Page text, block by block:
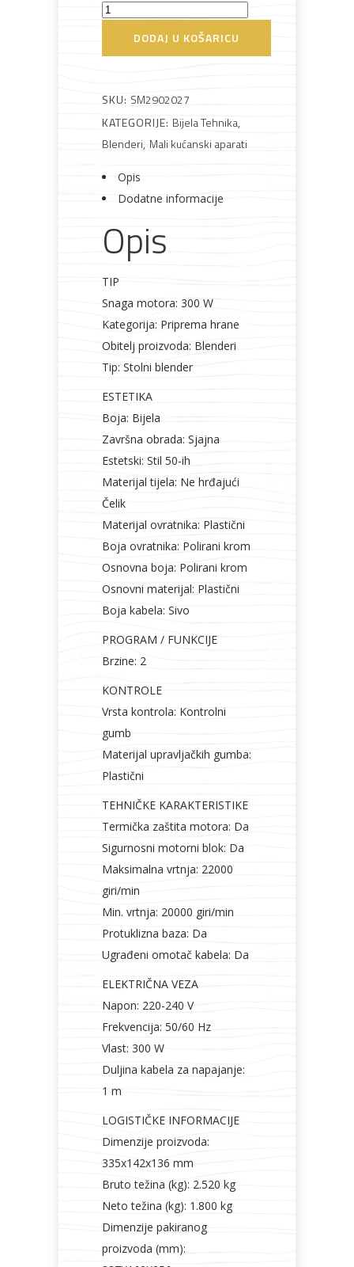
Metalna
galanterija
Elektromaterijal
Vijčana
roba
Smeg
količina
DODAJ U KOŠARICU
SKU: SM2902027
KATEGORIJE: Bijela Tehnika,
Blenderi, Mali kućanski aparati
Opis
Dodatne informacije
Opis
TIP
Snaga motora: 300 W
Kategorija: Priprema hrane
Obitelj proizvoda: Blenderi
Tip: Stolni blender
ESTETIKA
Boja: Bijela
Završna obrada: Sjajna
Estetski: Stil 50-ih
Materijal tijela: Ne hrđajući
Čelik
Materijal ovratnika: Plastični
Boja ovratnika: Polirani krom
Osnovna boja: Polirani krom
Osnovni materijal: Plastični
Boja kabela: Sivo
PROGRAM / FUNKCIJE
Brzine: 2
KONTROLE
Vrsta kontrola: Kontrolni
gumb
Materijal upravljačkih gumba:
Plastični
TEHNIČKE KARAKTERISTIKE
Termička zaštita motora: Da
Sigurnosni motorni blok: Da
Maksimalna vrtnja: 22000
giri/min
Min. vrtnja: 20000 giri/min
Protuklizna baza: Da
Ugrađeni omotač kabela: Da
ELEKTRIČNA VEZA
Napon: 220-240 V
Frekvencija: 50/60 Hz
Vlast: 300 W
Duljina kabela za napajanje:
1 m
LOGISTIČKE INFORMACIJE
Dimenzije proizvoda:
335x142x136 mm
Bruto težina (kg): 2.520 kg
Neto težina (kg): 1.800 kg
Dimenzije pakiranog
proizvoda (mm):